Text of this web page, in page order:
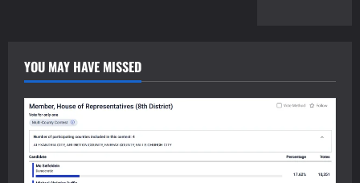
YOU MAY HAVE MISSED